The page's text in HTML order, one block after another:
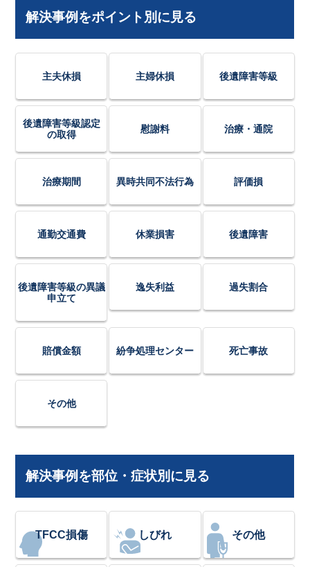
解決事例をポイント別に見る
主夫休損 主婦休損 後遺障害等級
後遺障害等級認定
の取得
慰謝料 治療・通院
治療期間 異時共同不法行為 評価損
通勤交通費 休業損害 後遺障害
後遺障害等級の異議
申立て
逸失利益 過失割合
賠償金額 紛争処理センター 死亡事故
その他
解決事例を部位・症状別に見る
TFCC損傷 しびれ その他